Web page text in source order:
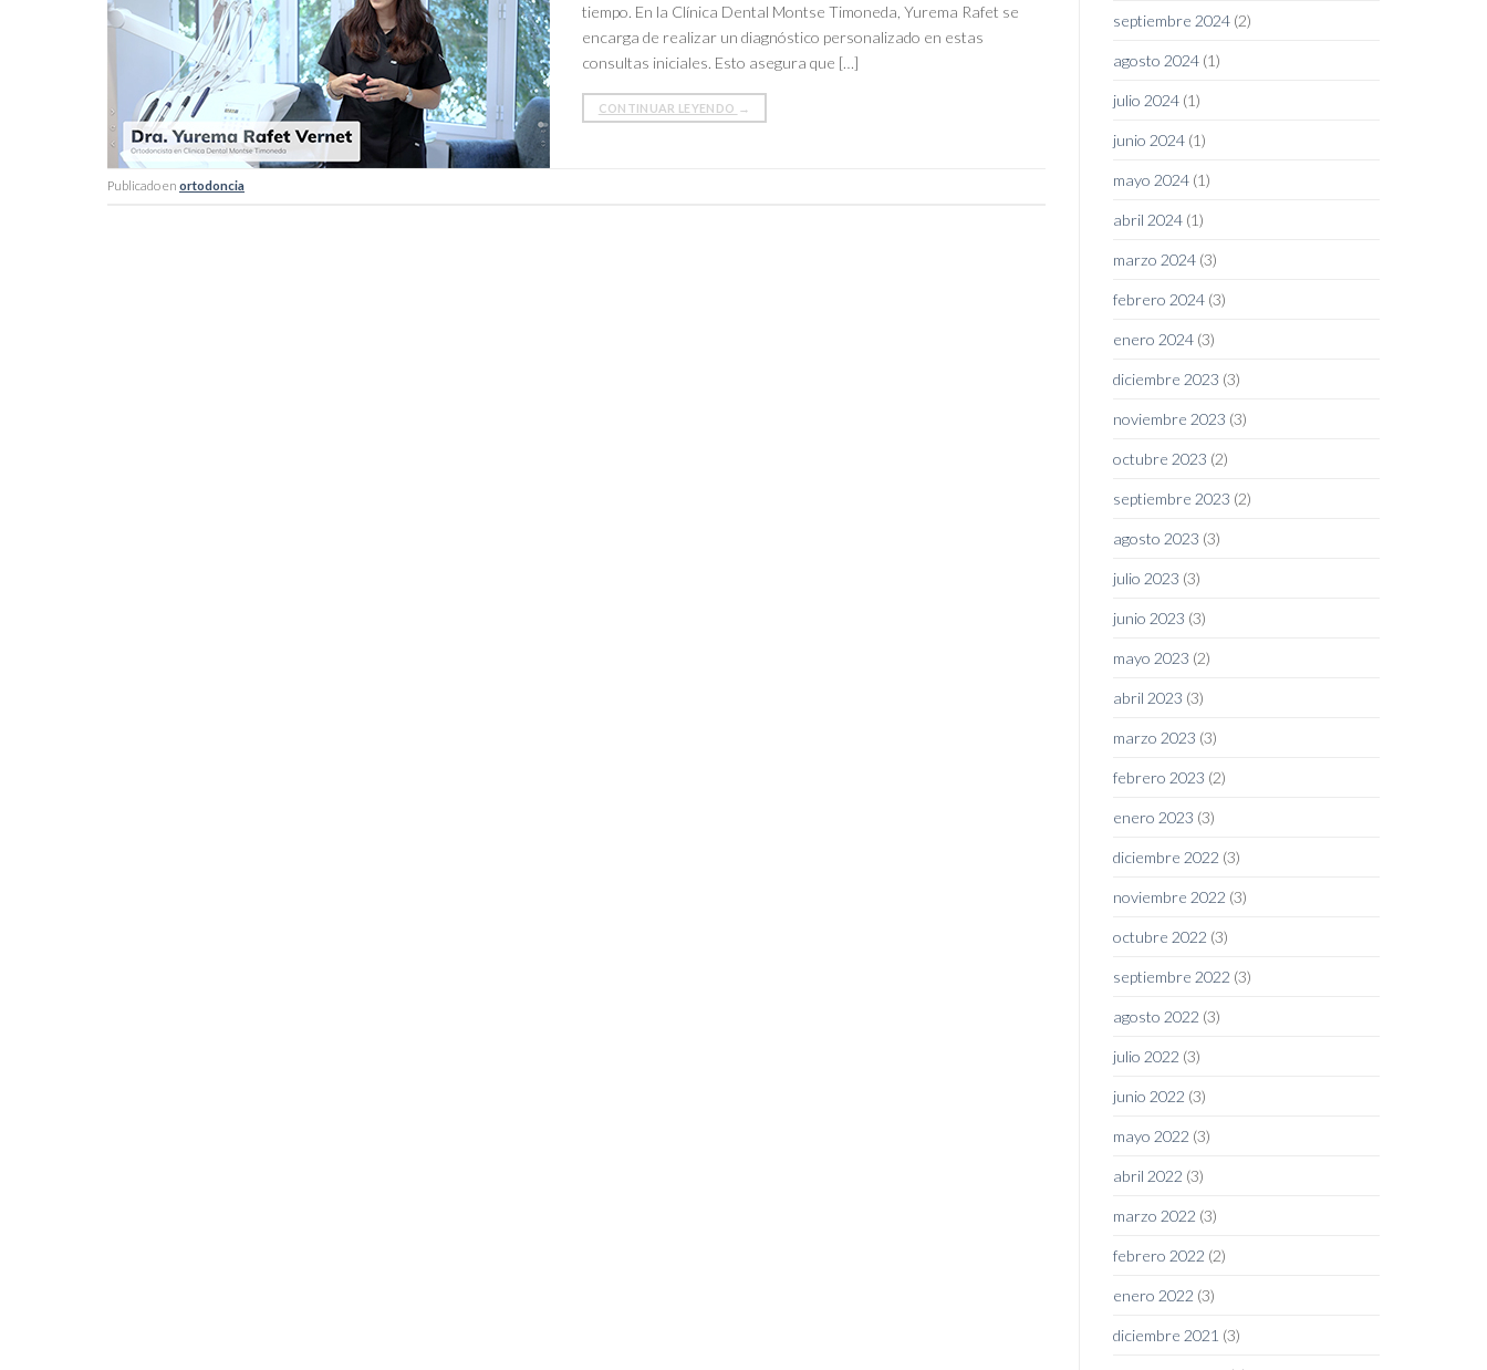
tiempo. En la Clínica Dental Montse Timoneda, Yurema Rafet se
encarga de realizar un diagnóstico personalizado en estas
consultas iniciales. Esto asegura que […]
CONTINUAR LEYENDO →
Publicado en ortodoncia
septiembre 2024(2)
agosto 2024(1)
julio 2024(1)
junio 2024(1)
mayo 2024(1)
abril 2024(1)
marzo 2024(3)
febrero 2024(3)
enero 2024(3)
diciembre 2023 (3)
noviembre 2023 (3)
octubre 2023 (2)
septiembre 2023 (2)
agosto 2023 (3)
julio 2023 (3)
junio 2023 (3)
mayo 2023 (2)
abril 2023 (3)
marzo 2023 (3)
febrero 2023 (2)
enero 2023 (3)
diciembre 2022 (3)
noviembre 2022 (3)
octubre 2022 (3)
septiembre 2022 (3)
agosto 2022 (3)
julio 2022 (3)
junio 2022 (3)
mayo 2022 (3)
abril 2022 (3)
marzo 2022 (3)
febrero 2022 (2)
enero 2022 (3)
diciembre 2021 (3)